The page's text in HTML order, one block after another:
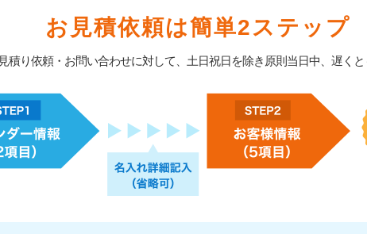
お見積依頼は簡単2ステップ
積り依頼・お問い合わせに対して、土日祝日を除き原則当日中、遅くと